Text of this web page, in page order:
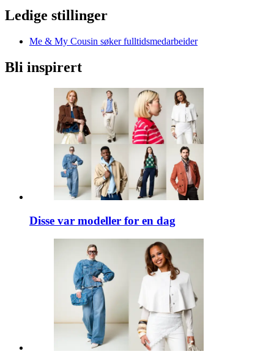
Ledige stillinger
Me & My Cousin søker fulltidsmedarbeider
Bli inspirert
Disse var modeller for en dag